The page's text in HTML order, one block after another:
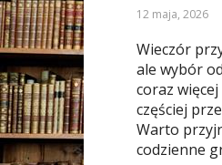
12 maja, 2026
Wieczór
ale wybór
coraz
częściej
Warto
codzienne